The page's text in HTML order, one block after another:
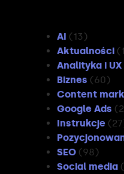
AI (13)
Aktualności
Analityka i UX
Biznes (60)
Content
Google Ads
Instrukcje
SEO (98)
Social media